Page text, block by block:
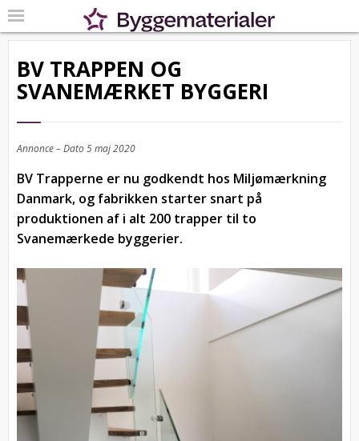
BV TRAPPEN OG
SVANEMÆRKET BYGGERI
Annonce – Dato5 maj 2020
BV Trapperne er nu godkendt hos Miljømærkning
Danmark, og fabrikken starter snart på
produktionen af i alt 200 trapper til to
Svanemærkede byggerier.